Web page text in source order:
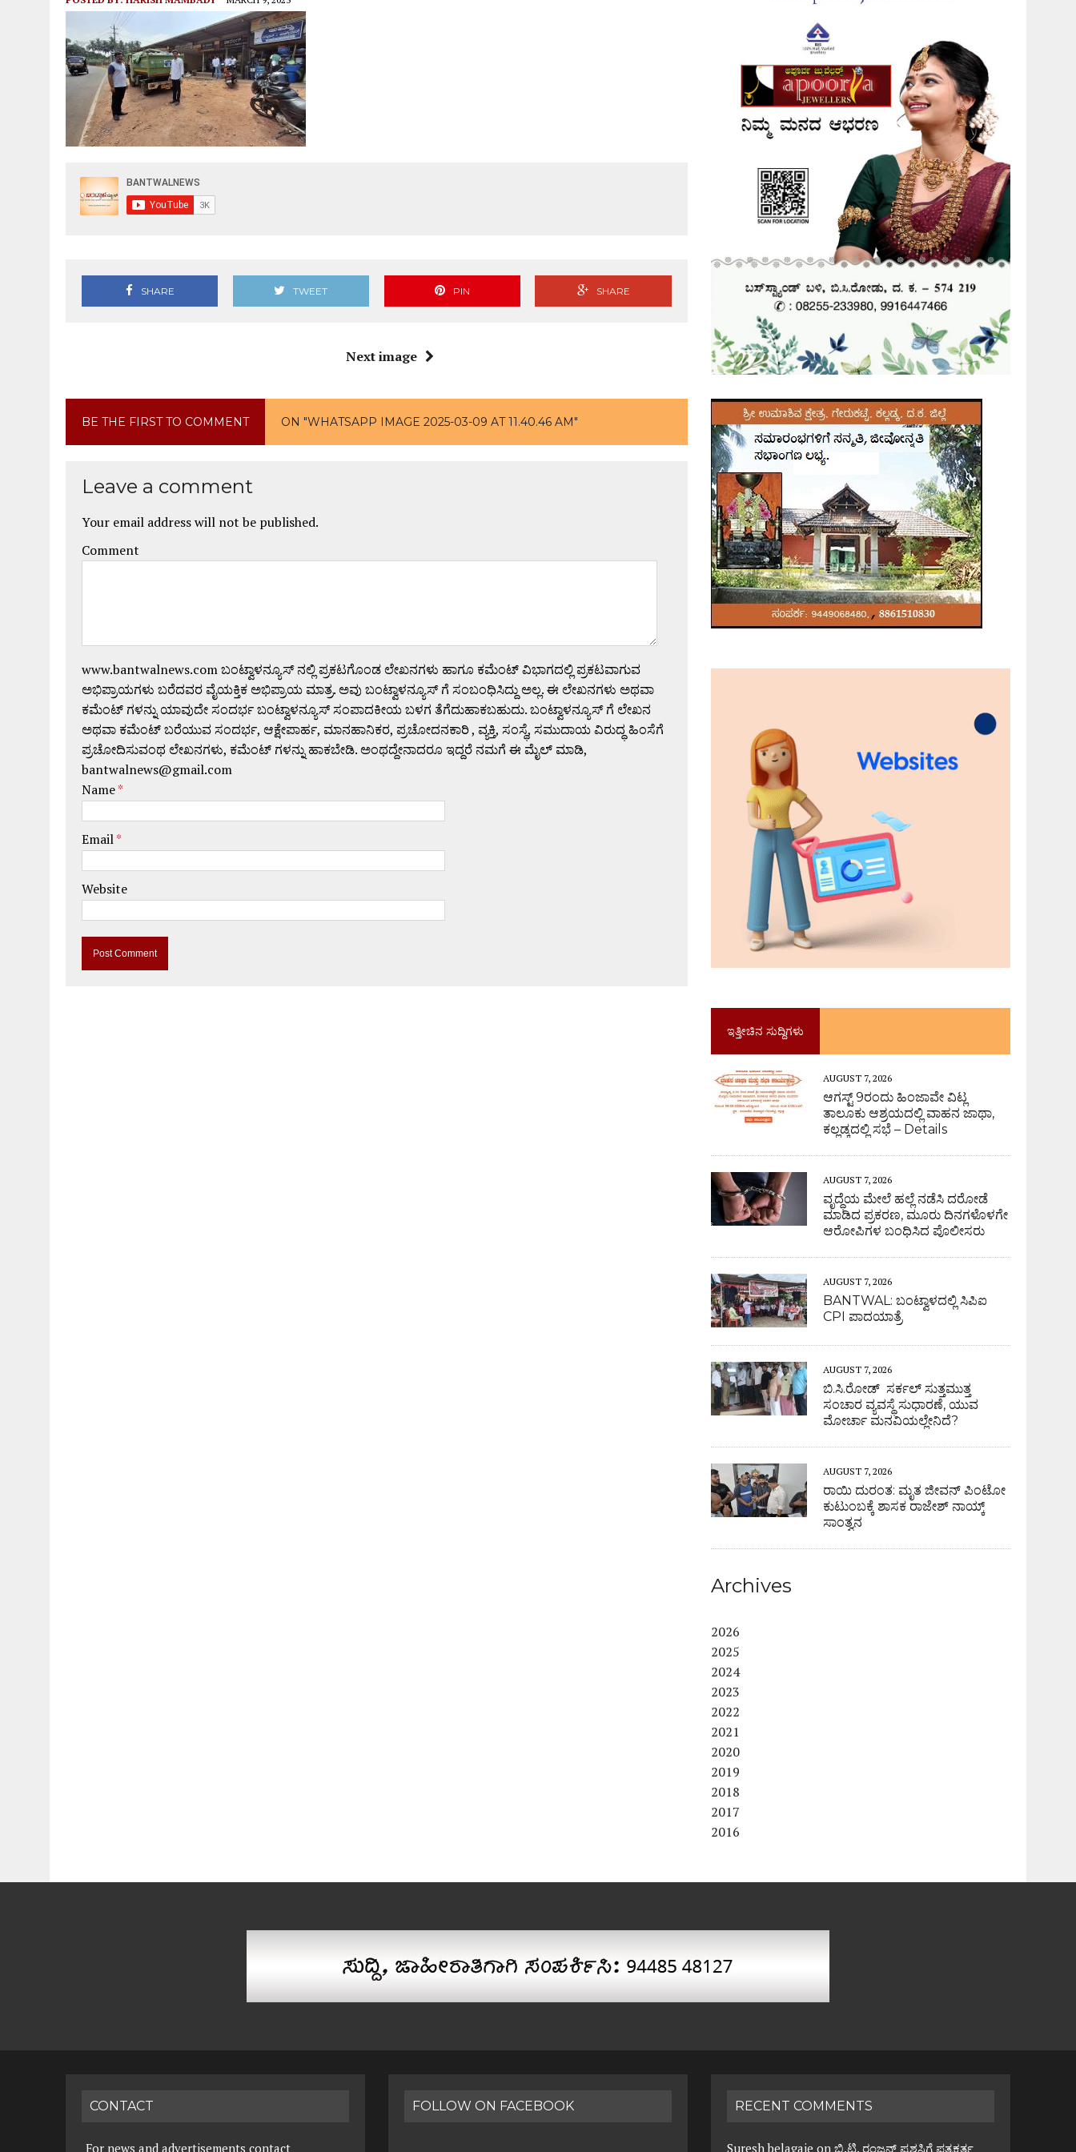
SHARE TWEET PIN SHARE
Next image
BE THE FIRST TO COMMENT ON "WHATSAPP IMAGE 2025-03-09 AT 11.40.46 AM"
Leave a comment
Your email address will not be published.
Comment
www.bantwalnews.com ಬಂಟ್ವಾಳನ್ಯೂಸ್ ನಲ್ಲಿ ಪ್ರಕಟಗೊಂಡ ಲೇಖನಗಳು ಹಾಗೂ ಕಮೆಂಟ್ ವಿಭಾಗದಲ್ಲಿ ಪ್ರಕಟವಾಗುವ
ಅಭಿಪ್ರಾಯಗಳು ಬರೆದವರ ವೈಯಕ್ತಿಕ ಅಭಿಪ್ರಾಯ ಮಾತ್ರ. ಅವು ಬಂಟ್ವಾಳನ್ಯೂಸ್ ಗೆ ಸಂಬಂಧಿಸಿದ್ದು ಅಲ್ಲ. ಈ ಲೇಖನಗಳು ಅಥವಾ
ಕಮೆಂಟ್ ಗಳನ್ನು ಯಾವುದೇ ಸಂದರ್ಭ ಬಂಟ್ವಾಳನ್ಯೂಸ್ ಸಂಪಾದಕೀಯ ಬಳಗ ತೆಗೆದುಹಾಕಬಹುದು. ಬಂಟ್ವಾಳನ್ಯೂಸ್ ಗೆ ಲೇಖನ
ಅಥವಾ ಕಮೆಂಟ್ ಬರೆಯುವ ಸಂದರ್ಭ, ಆಕ್ಷೇಪಾರ್ಹ, ಮಾನಹಾನಿಕರ, ಪ್ರಚೋದನಕಾರಿ , ವ್ಯಕ್ತಿ, ಸಂಸ್ಥೆ, ಸಮುದಾಯ ವಿರುದ್ಧ ಹಿಂಸೆಗೆ
ಪ್ರಚೋದಿಸುವಂಥ ಲೇಖನಗಳು, ಕಮೆಂಟ್ ಗಳನ್ನು ಹಾಕಬೇಡಿ. ಅಂಥದ್ದೇನಾದರೂ ಇದ್ದರೆ ನಮಗೆ ಈ ಮೈಲ್ ಮಾಡಿ,
bantwalnews@gmail.com
Name*
Email*
Website
ಇತ್ತೀಚಿನ ಸುದ್ದಿಗಳು
AUGUST 7, 2026
ಆಗಸ್ಟ್ 9ರಂದು ಹಿಂಜಾವೇ ವಿಟ್ಲ
ತಾಲೂಕು ಆಶ್ರಯದಲ್ಲಿ ವಾಹನ ಜಾಥಾ,
ಕಲ್ಲಡ್ಕದಲ್ಲಿ ಸಭೆ – Details
AUGUST 7, 2026
ವೃದ್ಧೆಯ ಮೇಲೆ ಹಲ್ಲೆ ನಡೆಸಿ ದರೋಡೆ
ಮಾಡಿದ ಪ್ರಕರಣ, ಮೂರು ದಿನಗಳೊಳಗೇ
ಆರೋಪಿಗಳ ಬಂಧಿಸಿದ ಪೊಲೀಸರು
AUGUST 7, 2026
BANTWAL: ಬಂಟ್ವಾಳದಲ್ಲಿ ಸಿಪಿಐ
CPI ಪಾದಯಾತ್ರೆ
AUGUST 7, 2026
ಬಿ.ಸಿ.ರೋಡ್ ಸರ್ಕಲ್ ಸುತ್ತಮುತ್ತ
ಸಂಚಾರ ವ್ಯವಸ್ಥೆ ಸುಧಾರಣೆ, ಯುವ
ಮೋರ್ಚಾ ಮನವಿಯಲ್ಲೇನಿದೆ?
AUGUST 7, 2026
ರಾಯಿ ದುರಂತ: ಮೃತ ಜೀವನ್ ಪಿಂಟೋ
ಕುಟುಂಬಕ್ಕೆ ಶಾಸಕ ರಾಜೇಶ್ ನಾಯ್ಕ್
ಸಾಂತ್ವನ
Archives
2026
2025
2024
2023
2022
2021
2020
2019
2018
2017
2016
CONTACT
For news and advertisements contact
FOLLOW ON FACEBOOK RECENT COMMENTS
Suresh belagaje onಬಿ.ಟಿ. ರಂಜನ್ ಪ್ರಶಸ್ತಿಗೆ ಪತ್ರಕರ್ತ